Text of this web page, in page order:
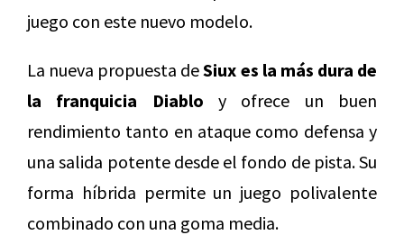
juego con este nuevo modelo.
La nueva propuesta deSiux es la más dura de
la franquicia Diablo y ofrece un buen
rendimiento tanto en ataque como defensa y
una salida potente desde el fondo de pista. Su
forma híbrida permite un juego polivalente
combinado con una goma media.